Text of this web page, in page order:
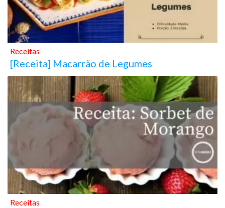
Receitas
[Receita] Macarrão de Legumes
Receitas